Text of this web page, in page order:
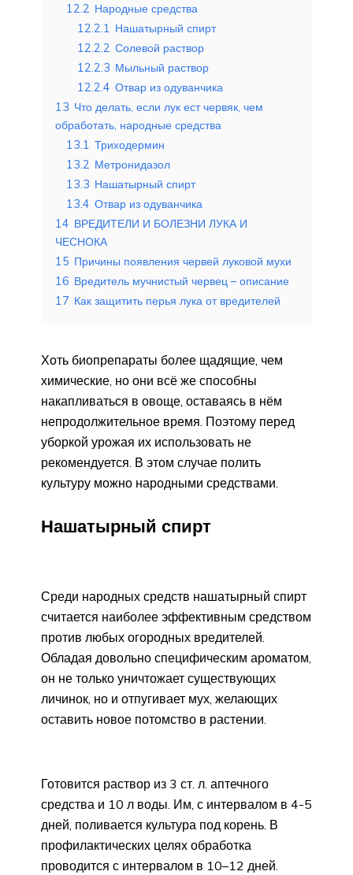
12.2 Народные средства
12.2.1 Нашатырный спирт
12.2.2 Солевой раствор
12.2.3 Мыльный раствор
12.2.4 Отвар из одуванчика
13 Что делать, если лук ест червяк, чем
обработать, народные средства
13.1 Триходермин
13.2 Метронидазол
13.3 Нашатырный спирт
13.4 Отвар из одуванчика
14 ВРЕДИТЕЛИ И БОЛЕЗНИ ЛУКА И
ЧЕСНОКА
15 Причины появления червей луковой мухи
16 Вредитель мучнистый червец – описание
17 Как защитить перья лука от вредителей
Хоть биопрепараты более щадящие, чем
химические, но они всё же способны
накапливаться в овоще, оставаясь в нём
непродолжительное время. Поэтому перед
уборкой урожая их использовать не
рекомендуется. В этом случае полить
культуру можно народными средствами.
Нашатырный спирт
Среди народных средств нашатырный спирт
считается наиболее эффективным средством
против любых огородных вредителей.
Обладая довольно специфическим ароматом,
он не только уничтожает существующих
личинок, но и отпугивает мух, желающих
оставить новое потомство в растении.
Готовится раствор из 3 ст. л. аптечного
средства и 10 л воды. Им, с интервалом в 4-5
дней, поливается культура под корень. В
профилактических целях обработка
проводится с интервалом в 10–12 дней.